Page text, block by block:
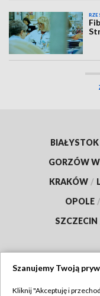
BIAŁYSTOK
GORZÓW
KRAKÓW /
OPOLE /
SZCZECIN
Szanujemy Twoją
Kliknij "Akceptuję i